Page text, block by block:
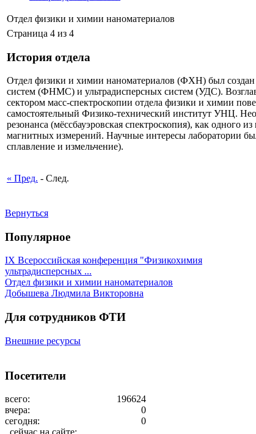
Отдел физики и химии наноматериалов
Страница 4 из 4
История отдела
Отдел физики и химии наноматериалов (ФХН) был
систем (ФНМС) и ультрадисперсных систем (УДС).
сектором масс-спектроскопии отдела физики и химии
самостоятельный Физико-технический институт УНЦ.
резонанса (мёссбауэровская спектроскопия), как
магнитных измерений. Научные интересы лаборатории
сплавление и измельчение).
« Пред. - След.
Вернуться
Популярное
IX Всероссийская конференция "Физикохимия
ультрадисперсных ...
Отдел физики и химии наноматериалов
Добышева Людмила Викторовна
Для сотрудников ФТИ
Внешние ресурсы
Посетители
всего:
196624
вчера:
0
сегодня:
0